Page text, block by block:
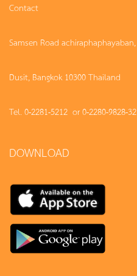
Contact
Samsen Road achiraphaphayaban,
Dusit, Bangkok 10300 Thailand
Tel. 0-2281-5212 or 0-2280-9828-32
DOWNLOAD